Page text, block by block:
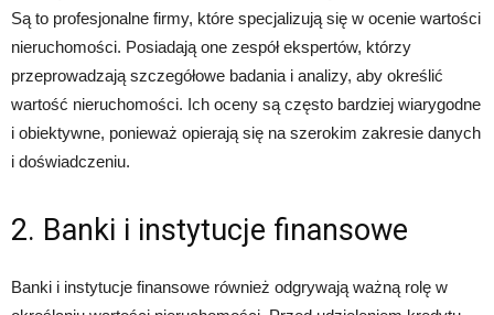
Są to profesjonalne firmy, które specjalizują się w ocenie wartości
nieruchomości. Posiadają one zespół ekspertów, którzy
przeprowadzają szczegółowe badania i analizy, aby określić
wartość nieruchomości. Ich oceny są często bardziej wiarygodne
i obiektywne, ponieważ opierają się na szerokim zakresie danych
i doświadczeniu.
2. Banki i instytucje finansowe
Banki i instytucje finansowe również odgrywają ważną rolę w